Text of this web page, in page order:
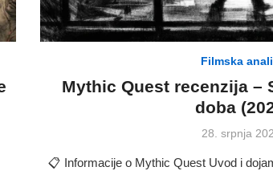
Filmska
Mythic Quest recenzija –
doba
Posted
28. srpnja
📋 Informacije o Mythic Quest Uvod i